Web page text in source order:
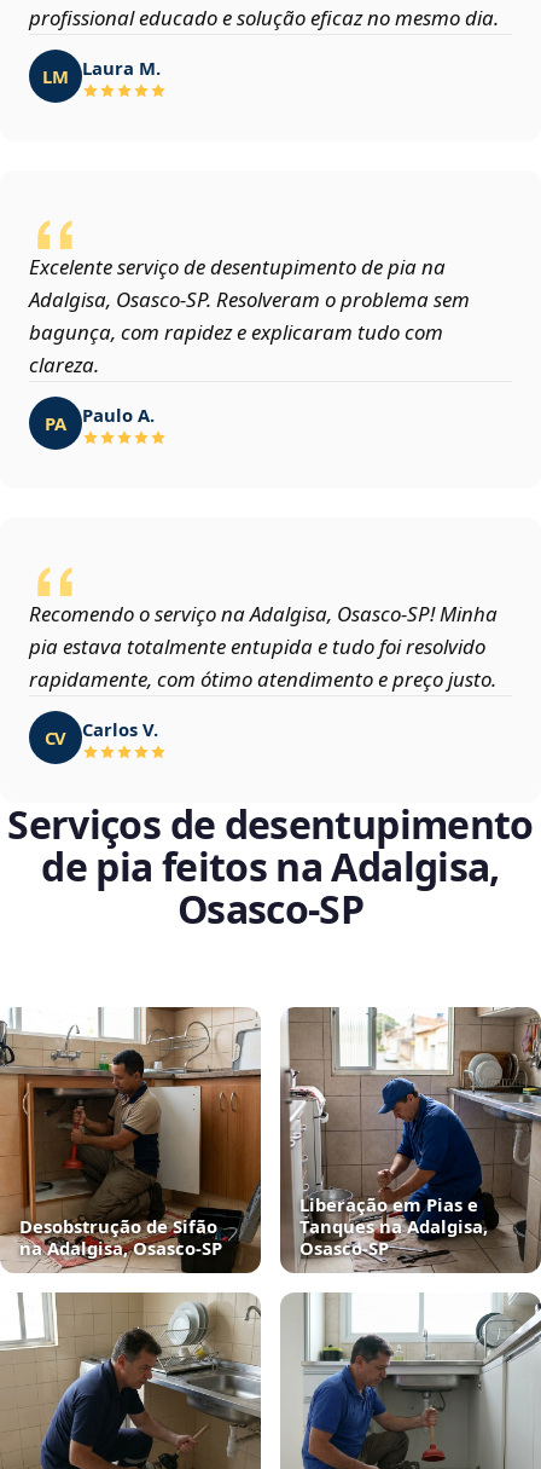
profissional educado e solução eficaz no mesmo dia.
LM Laura M.
Excelente serviço de desentupimento de pia na
Adalgisa, Osasco‑SP. Resolveram o problema sem
bagunça, com rapidez e explicaram tudo com
clareza.
PA Paulo A.
Recomendo o serviço na Adalgisa, Osasco‑SP! Minha
pia estava totalmente entupida e tudo foi resolvido
rapidamente, com ótimo atendimento e preço justo.
CV Carlos V.
Serviços de desentupimento
de pia feitos na Adalgisa,
Osasco‑SP
Desobstrução de Sifão
na Adalgisa, Osasco‑SP
Liberação em Pias e
Tanques na Adalgisa,
Osasco‑SP